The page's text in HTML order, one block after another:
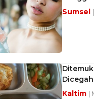
Sumsel
Dicegah
Kaltim |